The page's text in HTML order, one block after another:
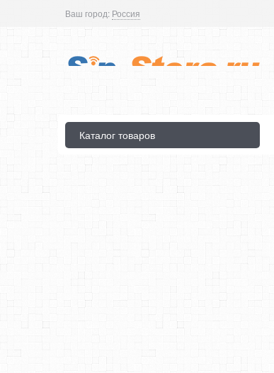
Ваш город: Россия
Каталог товаров